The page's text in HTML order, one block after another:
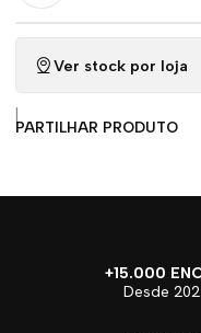
Ver stock por loja
|
PARTILHAR PRODUTO
+15.000
Desde